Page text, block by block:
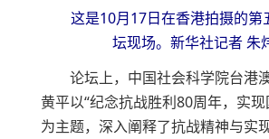
这是10月17日在香港拍摄的第
坛现场。新华社记者 朱
论坛上，中国社会科学院台港
黄平以“纪念抗战胜利80周年，实
为主题，深入阐释了抗战精神与实